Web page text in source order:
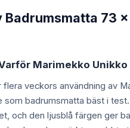
73
Marimekko
flera veckors användning av
som badrumsmatta bäst i
och den ljusblå färgen ger